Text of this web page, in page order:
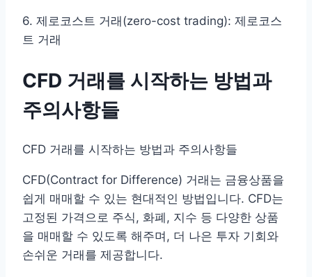
6. 제로코스트 거래(zero-cost trading): 제로코스
트 거래
CFD 거래를 시작하는 방법과
주의사항들
CFD 거래를 시작하는 방법과 주의사항들
CFD(Contract for Difference) 거래는 금융상품을
쉽게 매매할 수 있는 현대적인 방법입니다. CFD는
고정된 가격으로 주식, 화폐, 지수 등 다양한 상품
을 매매할 수 있도록 해주며, 더 나은 투자 기회와
손쉬운 거래를 제공합니다.